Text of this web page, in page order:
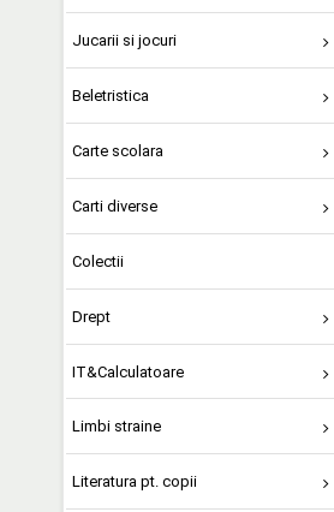
Jucarii si jocuri
Beletristica
Carte scolara
Carti diverse
Colectii
Drept
IT&Calculatoare
Limbi straine
Literatura pt. copii